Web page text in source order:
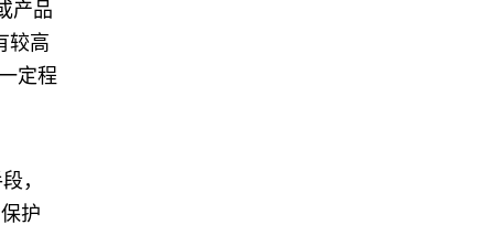
产品
较高
定程
，
护